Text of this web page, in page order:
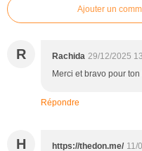
Ajouter un
R Rachida 29/12/2025
Merci et bravo pour
Répondre
H https://thedon.me/ 11/